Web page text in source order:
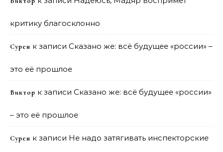
критику благосклонно
Сурен к записи Сказано же: всё будущее «россии» –
это её прошлое
Виктор к записи Сказано же: всё будущее «россии»
– это её прошлое
Сурен к записи Не надо затягивать инспекторские